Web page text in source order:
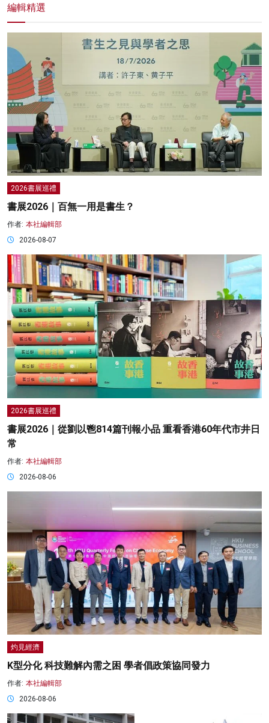
編輯精選
2026書展巡禮
書展2026｜百無一用是書生？
作者: 本社編輯部
2026-08-07
2026書展巡禮
書展2026｜從劉以鬯814篇刊報小品 重看香港60年代市井日
常
作者: 本社編輯部
2026-08-06
灼見經濟
K型分化 科技難解內需之困 學者倡政策協同發力
作者: 本社編輯部
2026-08-06